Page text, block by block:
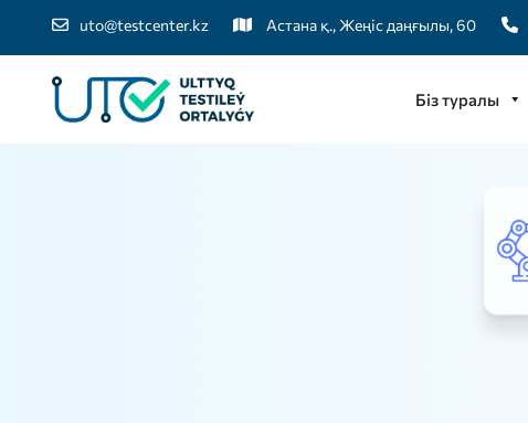
uto@testcenter.kz Астана қ., Жеңіс даңғылы, 60
Біз туралы